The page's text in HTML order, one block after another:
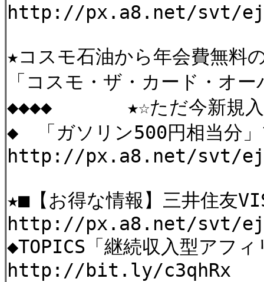
http://px.a8.net/svt/
★コスモ石油から年会費無料
「コスモ・ザ・カード・オ
◆◆◆◆ ★☆ただ今新規入
◆ 「ガソリン500円相当分
http://px.a8.net/svt/
★■【お得な情報】三井住友
http://px.a8.net/svt/
◆TOPICS「継続収入型アフ
http://bit.ly/c3qhRx